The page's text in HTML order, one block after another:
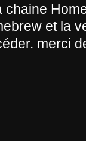
chaine
et la
merci